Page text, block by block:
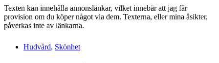
Texten kan innehålla annonslänkar, vilket innebär att jag får
provision om du köper något via dem. Texterna, eller mina åsikter,
påverkas inte av länkarna.
Hudvård, Skönhet